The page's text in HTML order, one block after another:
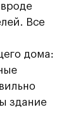
Все
дома:
здание